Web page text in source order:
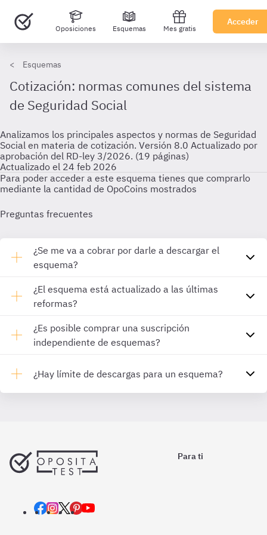
Oposiciones Esquemas Mes gratis
Acceder
Esquemas
Cotización: normas comunes del sistema
de Seguridad Social
Analizamos los principales aspectos y normas de Seguridad
Social en materia de cotización. Versión 8.0 Actualizado por
aprobación del RD-ley 3/2026. (19 páginas)
Actualizado el 24 feb 2026
Para poder acceder a este esquema tienes que comprarlo
mediante la cantidad de OpoCoins mostrados
Preguntas frecuentes
¿Se me va a cobrar por darle a descargar el
esquema?
¿El esquema está actualizado a las últimas
reformas?
¿Es posible comprar una suscripción
independiente de esquemas?
¿Hay límite de descargas para un esquema?
Para ti